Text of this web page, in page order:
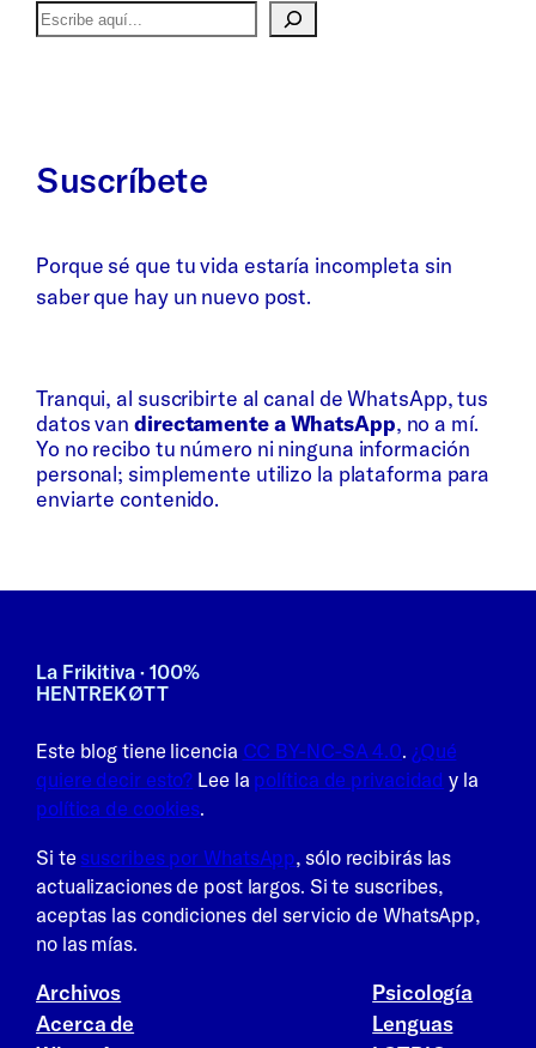
Buscar
Suscríbete
Porque sé que tu vida estaría incompleta sin
saber que hay un nuevo post.
Tranqui, al suscribirte al canal de WhatsApp, tus
datos vandirectamente a WhatsApp, no a mí.
Yo no recibo tu número ni ninguna información
personal; simplemente utilizo la plataforma para
enviarte contenido.
La Frikitiva · 100%
HENTREKØTT
Este blog tiene licencia CC BY-NC-SA 4.0. ¿Qué
quiere decir esto? Lee la política de privacidad y la
política de cookies.
Si te suscribes por WhatsApp, sólo recibirás las
actualizaciones de post largos. Si te suscribes,
aceptas las condiciones del servicio de WhatsApp,
no las mías.
Archivos
Acerca de
Psicología
Lenguas